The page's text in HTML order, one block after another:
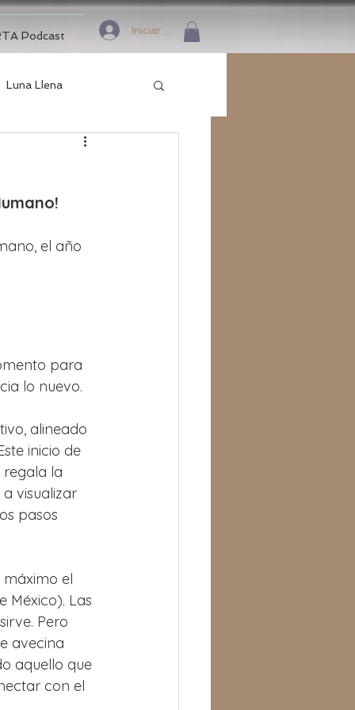
Podcast Iniciar sesión
Luna Llena
el año
para
lo nuevo.
alineado
inicio de
regala la
visualizar
pasos
el
México). Las
Pero
avecina
aquello que
con el